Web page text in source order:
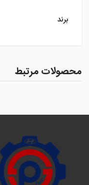
برند
محصولات مرتبط